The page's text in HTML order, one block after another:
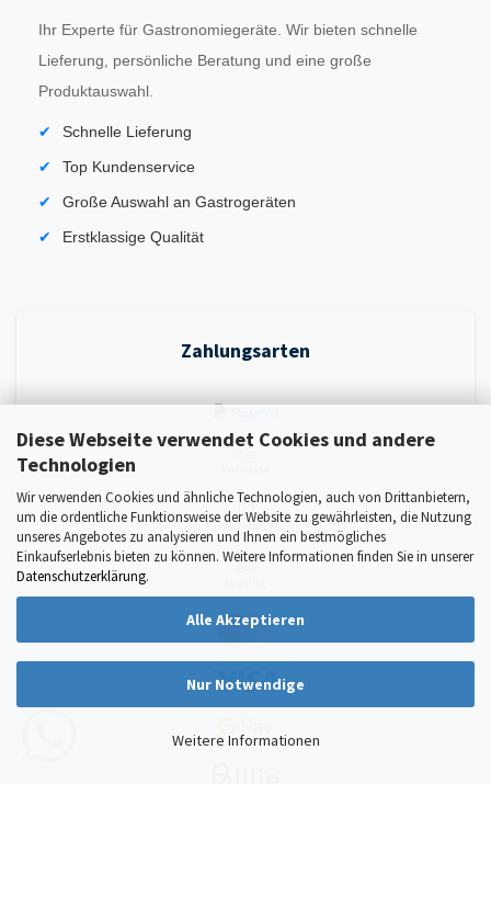
Diese Webseite verwendet Cookies und andere
Technologien
Wir verwenden Cookies und ähnliche Technologien, auch von Drittanbietern,
um die ordentliche Funktionsweise der Website zu gewährleisten, die Nutzung
unseres Angebotes zu analysieren und Ihnen ein bestmögliches
Einkaufserlebnis bieten zu können. Weitere Informationen finden Sie in unserer
Datenschutzerklärung.
Alle Akzeptieren
Nur Notwendige
Weitere Informationen
Ihr Experte für Gastronomiegeräte. Wir bieten schnelle
Lieferung, persönliche Beratung und eine große
Produktauswahl.
Schnelle Lieferung
Top Kundenservice
Große Auswahl an Gastrogeräten
Erstklassige Qualität
Zahlungsarten